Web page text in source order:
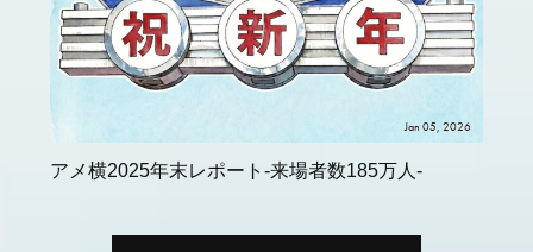
Jan 05, 2026
アメ横2025年末レポート-来場者数185万人-